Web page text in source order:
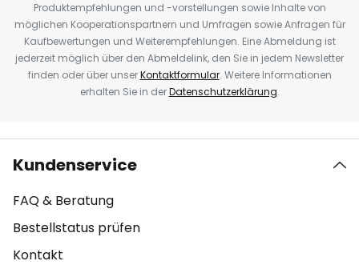
Produktempfehlungen und -vorstellungen sowie Inhalte von
möglichen Kooperationspartnern und Umfragen sowie Anfragen für
Kaufbewertungen und Weiterempfehlungen. Eine Abmeldung ist
jederzeit möglich über den Abmeldelink, den Sie in jedem Newsletter
finden oder über unserKontaktformular. Weitere Informationen
erhalten Sie in derDatenschutzerklärung.
Kundenservice
FAQ & Beratung
Bestellstatus prüfen
Kontakt